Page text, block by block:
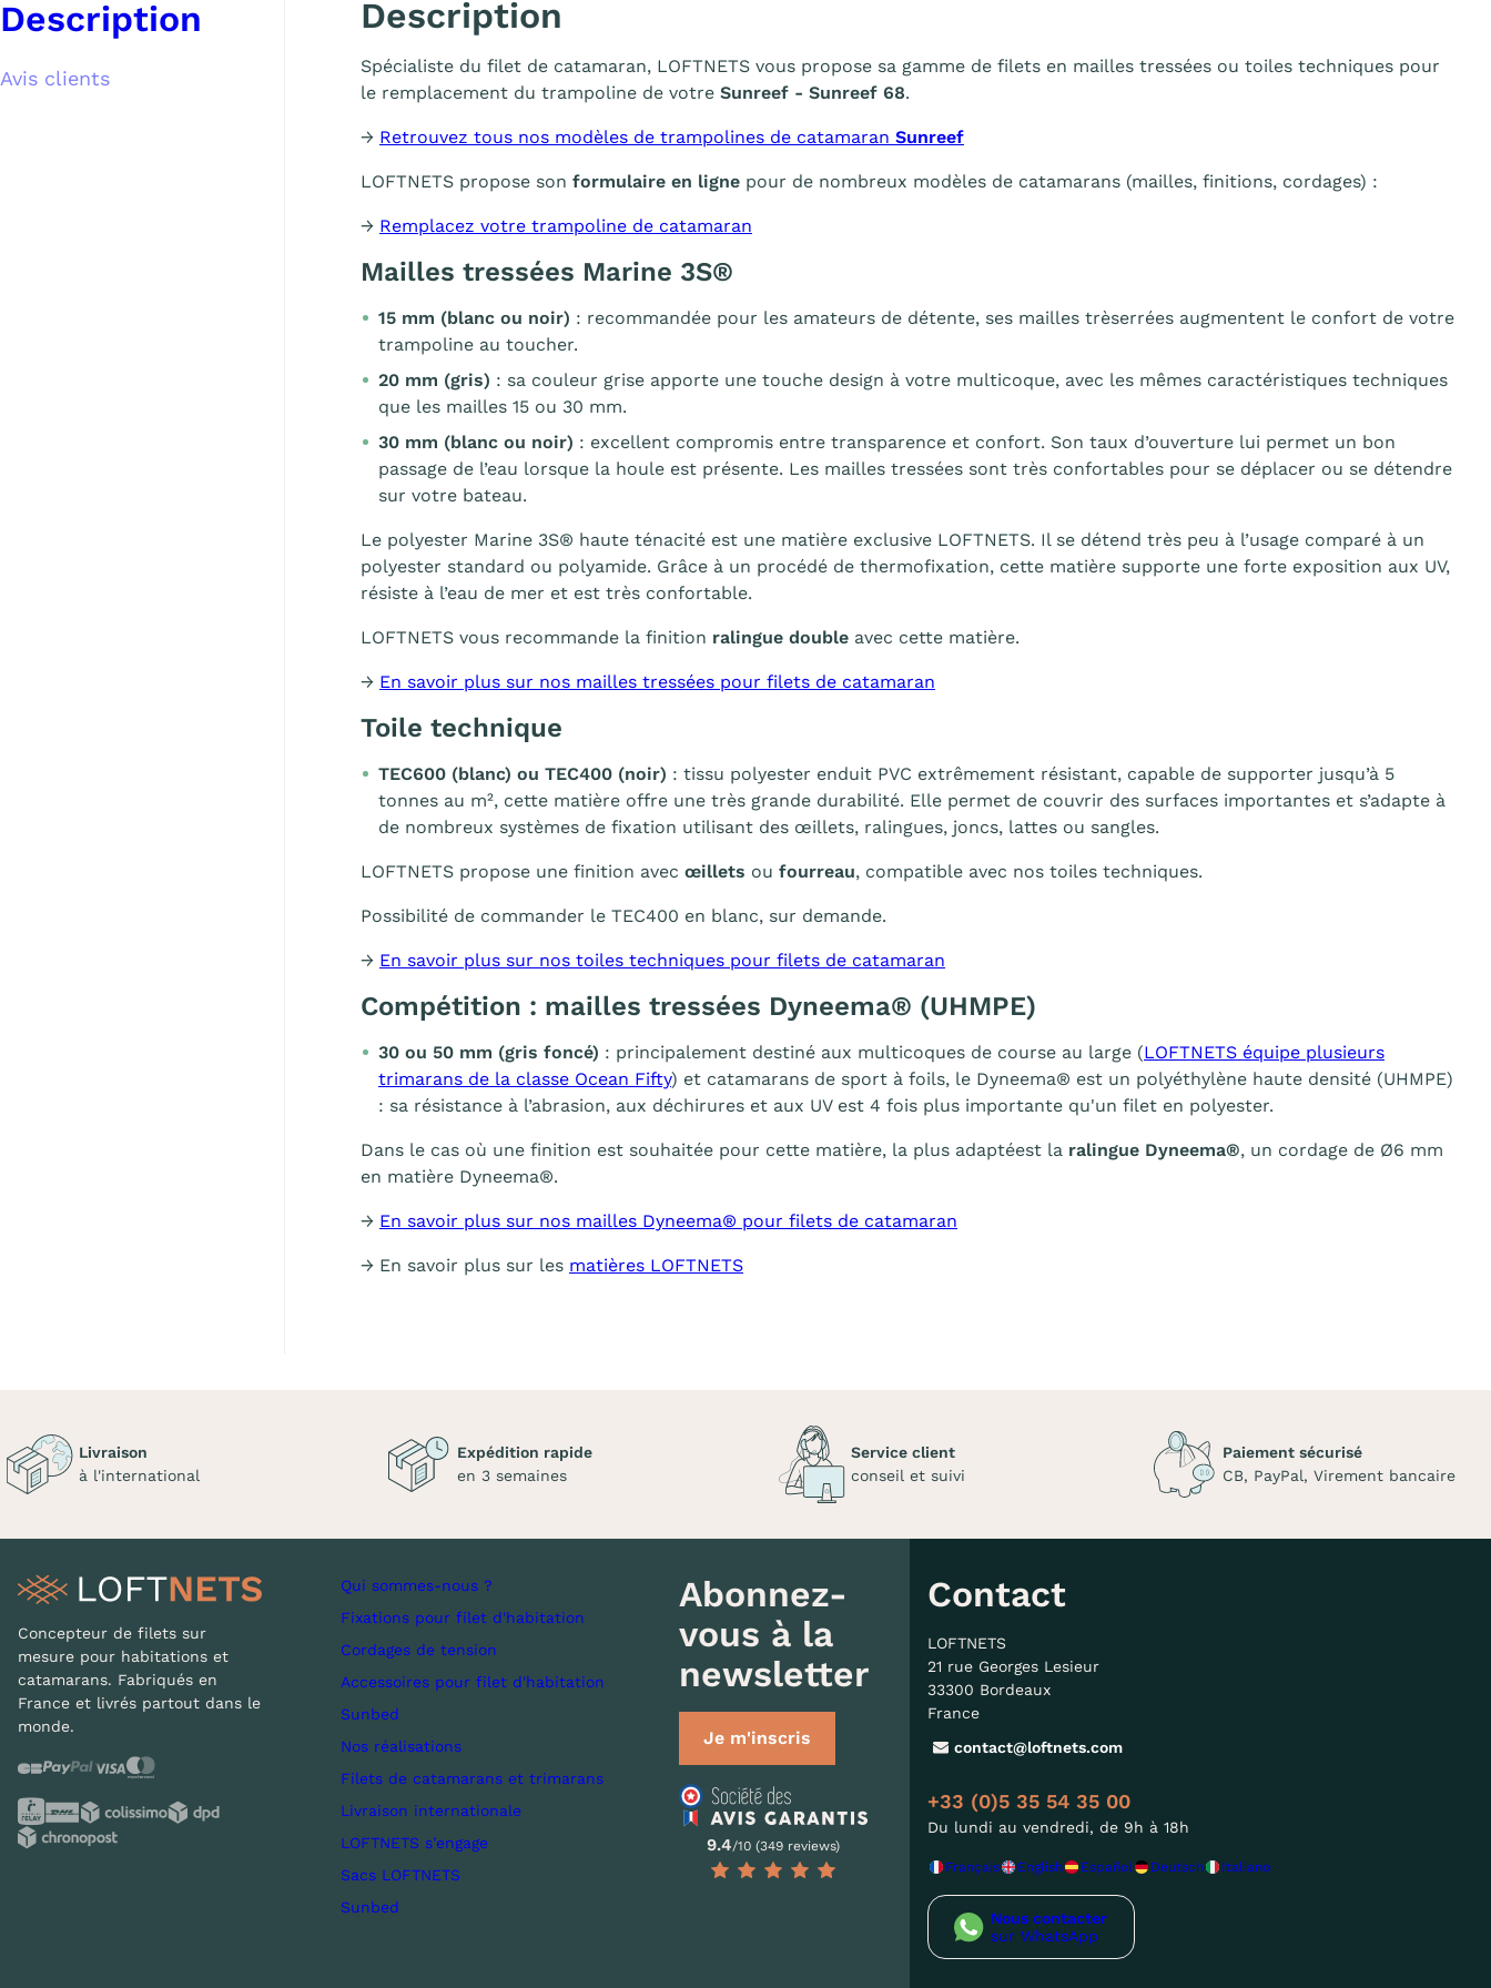
Description
Avis clients
Description
Spécialiste du filet de catamaran, LOFTNETS vous propose sa gamme de filets en mailles tressées ou toiles techniques pour
le remplacement du trampoline de votre Sunreef - Sunreef 68.
→ Retrouvez tous nos modèles de trampolines de catamaran Sunreef
LOFTNETS propose son formulaire en ligne pour de nombreux modèles de catamarans (mailles, finitions, cordages) :
→ Remplacez votre trampoline de catamaran
Mailles tressées Marine 3S®
15 mm (blanc ou noir) : recommandée pour les amateurs de détente, ses mailles trèserrées augmentent le confort de votre
trampoline au toucher.
20 mm (gris) : sa couleur grise apporte une touche design à votre multicoque, avec les mêmes caractéristiques techniques
que les mailles 15 ou 30 mm.
30 mm (blanc ou noir) : excellent compromis entre transparence et confort. Son taux d’ouverture lui permet un bon
passage de l’eau lorsque la houle est présente. Les mailles tressées sont très confortables pour se déplacer ou se détendre
sur votre bateau.
Le polyester Marine 3S® haute ténacité est une matière exclusive LOFTNETS. Il se détend très peu à l’usage comparé à un
polyester standard ou polyamide. Grâce à un procédé de thermofixation, cette matière supporte une forte exposition aux UV,
résiste à l’eau de mer et est très confortable.
LOFTNETS vous recommande la finition ralingue double avec cette matière.
→ En savoir plus sur nos mailles tressées pour filets de catamaran
Toile technique
TEC600 (blanc) ou TEC400 (noir) : tissu polyester enduit PVC extrêmement résistant, capable de supporter jusqu’à 5
tonnes au m², cette matière offre une très grande durabilité. Elle permet de couvrir des surfaces importantes et s’adapte à
de nombreux systèmes de fixation utilisant des œillets, ralingues, joncs, lattes ou sangles.
LOFTNETS propose une finition avec œillets ou fourreau, compatible avec nos toiles techniques.
Possibilité de commander le TEC400 en blanc, sur demande.
→ En savoir plus sur nos toiles techniques pour filets de catamaran
Compétition : mailles tressées Dyneema® (UHMPE)
30 ou 50 mm (gris foncé) : principalement destiné aux multicoques de course au large (LOFTNETS équipe plusieurs
trimarans de la classe Ocean Fifty) et catamarans de sport à foils, le Dyneema® est un polyéthylène haute densité (UHMPE)
: sa résistance à l’abrasion, aux déchirures et aux UV est 4 fois plus importante qu'un filet en polyester.
Dans le cas où une finition est souhaitée pour cette matière, la plus adaptéest la ralingue Dyneema®, un cordage de Ø6 mm
en matière Dyneema®.
→ En savoir plus sur nos mailles Dyneema® pour filets de catamaran
→ En savoir plus sur les matières LOFTNETS
Livraison
à l'international
Expédition rapide
en 3 semaines
Service client
conseil et suivi
Paiement sécurisé
CB, PayPal, Virement bancaire
Concepteur de filets sur
mesure pour habitations et
catamarans. Fabriqués en
France et livrés partout dans le
monde.
Qui sommes-nous ?
Fixations pour filet d'habitation
Cordages de tension
Accessoires pour filet d'habitation
Sunbed
Nos réalisations
Filets de catamarans et trimarans
Livraison internationale
LOFTNETS s’engage
Sacs LOFTNETS
Sunbed
Abonnez-
vous à la
newsletter
Je m'inscris
9.4/10 (349 reviews)
Contact
LOFTNETS
21 rue Georges Lesieur
33300 Bordeaux
France
contact@loftnets.com
+33 (0)5 35 54 35 00
Du lundi au vendredi, de 9h à 18h
Français English Español Deutsch Italiano
Nous contacter
sur WhatsApp